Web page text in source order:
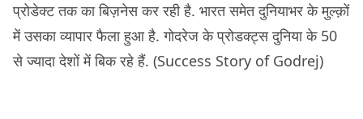
प्रोडेक्ट तक का बिज़नेस कर रही है. भारत समेत दुनियाभर के मुल्क़ों
में उसका व्यापार फैला हुआ है. गोदरेज के प्रोडक्ट्स दुनिया के 50
से ज्यादा देशों में बिक रहे हैं. (Success Story of Godrej)